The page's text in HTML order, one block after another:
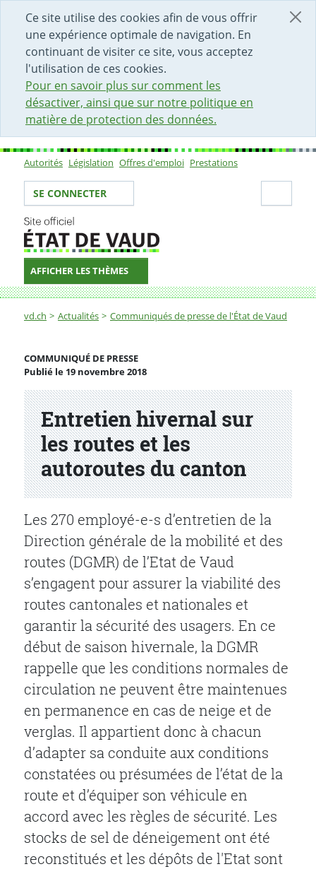
Ce site utilise des cookies afin de vous offrir
une expérience optimale de navigation. En
continuant de visiter ce site, vous acceptez
l'utilisation de ces cookies.
Pour en savoir plus sur comment les
désactiver, ainsi que sur notre politique en
matière de protection des données.
DÉBUT DU CONTENU DE LA PAGE
ACCÈS AU CHAMP DE RECHERCHE
PAGE D'ACCUEIL
FORMULAIRE DE CONTACT
Sous-navigation
Autorités Législation Offres d'emploi Prestations
Votre identité
SE CONNECTER
AFFICHER LES THÈMES
Fil d'Ariane
vd.ch Actualités Communiqués de presse de l'État de Vaud
Entretien hivernal sur les routes et les autoroutes du
Entretien hivernal sur
les routes et les
autoroutes du canton
COMMUNIQUÉ DE PRESSE
Publié le 19 novembre 2018
Partenaire(s)
Les 270 employé-e-s d’entretien de la
Direction générale de la mobilité et des
routes (DGMR) de l’Etat de Vaud
s’engagent pour assurer la viabilité des
routes cantonales et nationales et
garantir la sécurité des usagers. En ce
début de saison hivernale, la DGMR
rappelle que les conditions normales de
circulation ne peuvent être maintenues
en permanence en cas de neige et de
verglas. Il appartient donc à chacun
d’adapter sa conduite aux conditions
constatées ou présumées de l’état de la
route et d’équiper son véhicule en
accord avec les règles de sécurité. Les
stocks de sel de déneigement ont été
reconstitués et les dépôts de l'Etat sont